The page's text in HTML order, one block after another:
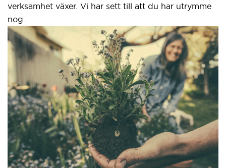
växer. Vi har sett till att du har utrymme
nya